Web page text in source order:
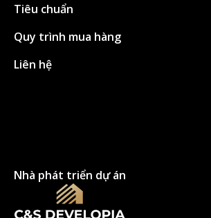
Tiêu chuẩn
Quy trình mua hàng
Liên hệ
Nhà phát triển dự án